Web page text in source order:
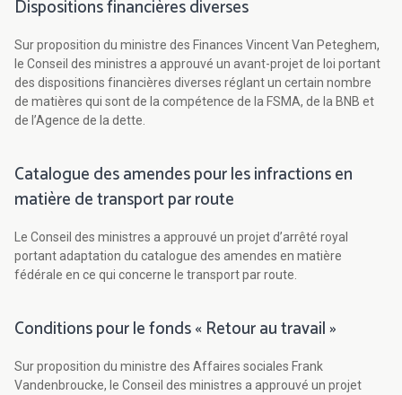
Dispositions financières diverses
Sur proposition du ministre des Finances Vincent Van Peteghem,
le Conseil des ministres a approuvé un avant-projet de loi portant
des dispositions financières diverses réglant un certain nombre
de matières qui sont de la compétence de la FSMA, de la BNB et
de l’Agence de la dette.
Catalogue des amendes pour les infractions en
matière de transport par route
Le Conseil des ministres a approuvé un projet d’arrêté royal
portant adaptation du catalogue des amendes en matière
fédérale en ce qui concerne le transport par route.
Conditions pour le fonds « Retour au travail »
Sur proposition du ministre des Affaires sociales Frank
Vandenbroucke, le Conseil des ministres a approuvé un projet